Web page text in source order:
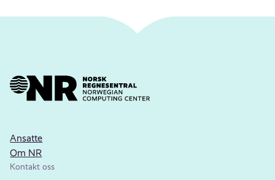
Ansatte
Om NR
Kontakt oss